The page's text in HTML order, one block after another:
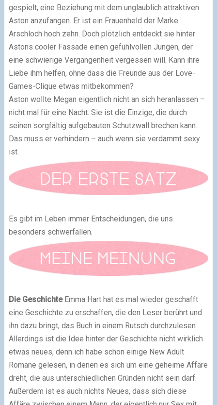
gespielt, eine Beziehung mit dem unglaublich attraktiven
Aston anzufangen. Er ist ein Frauenheld der Marke
Arschloch hoch zehn. Doch plötzlich entdeckt sie hinter
Astons cooler Fassade einen gefühlvollen Jungen, der
eine schwierige Vergangenheit vergessen will. Kann ihre
Liebe ihm helfen, ohne dass die Freunde aus der Love-
Games-Clique etwas mitbekommen?
Aston wollte Megan eigentlich nicht an sich heranlassen –
nicht mal für eine Nacht. Sie ist die Einzige, die durch
seinen sorgfältig aufgebauten Schutzwall brechen kann.
Das muss er verhindern – auch wenn sie verdammt sexy
ist.
Es gibt im Leben immer Entscheidungen, die uns
besonders schwerfallen.
Die GeschichteEmma Hart hat es mal wieder geschafft
eine Geschichte zu erschaffen, die den Leser berührt und
ihn dazu bringt, das Buch in einem Rutsch durchzulesen.
Allerdings ist die Idee hinter der Geschichte nicht wirklich
etwas neues, denn ich habe schon einige New Adult
Romane gelesen, in denen es sich um eine geheime Affäre
dreht, die aus unterschiedlichen Gründen nicht sein darf.
Außerdem ist es auch nichts Neues, dass sich diese